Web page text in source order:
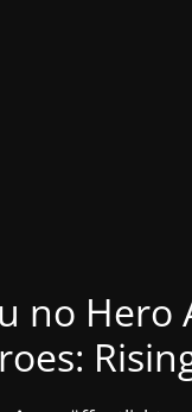
no Hero